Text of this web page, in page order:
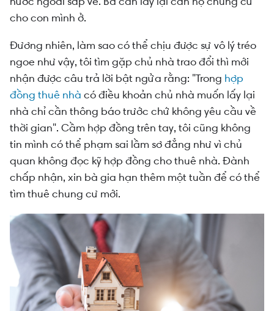
cho con mình ở.
Đương nhiên, làm sao có thể chịu được sự vô lý tréo
ngoe như vậy, tôi tìm gặp chủ nhà trao đổi thì mới
nhận được câu trả lời bật ngửa rằng: "Trong hợp
đồng thuê nhà có điều khoản chủ nhà muốn lấy lại
nhà chỉ cần thông báo trước chứ không yêu cầu về
thời gian". Cầm hợp đồng trên tay, tôi cũng không
tin mình có thể phạm sai lầm sơ đẳng như vì chủ
quan không đọc kỹ hợp đồng cho thuê nhà. Đành
chấp nhận, xin bà gia hạn thêm một tuần để có thể
tìm thuê chung cư mới.